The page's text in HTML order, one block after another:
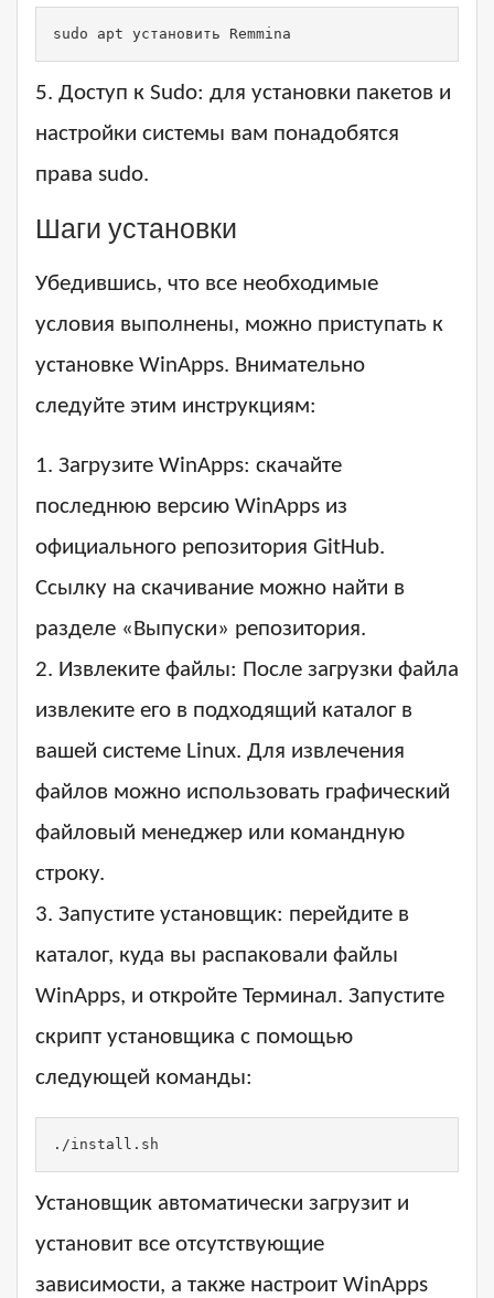
sudo apt установить Remmina
5. Доступ к Sudo: для установки пакетов и
настройки системы вам понадобятся
права sudo.
Шаги установки
Убедившись, что все необходимые
условия выполнены, можно приступать к
установке WinApps. Внимательно
следуйте этим инструкциям:
1. Загрузите WinApps: скачайте
последнюю версию WinApps из
официального репозитория GitHub.
Ссылку на скачивание можно найти в
разделе «Выпуски» репозитория.
2. Извлеките файлы: После загрузки файла
извлеките его в подходящий каталог в
вашей системе Linux. Для извлечения
файлов можно использовать графический
файловый менеджер или командную
строку.
3. Запустите установщик: перейдите в
каталог, куда вы распаковали файлы
WinApps, и откройте Терминал. Запустите
скрипт установщика с помощью
следующей команды:
./install.sh
Установщик автоматически загрузит и
установит все отсутствующие
зависимости, а также настроит WinApps